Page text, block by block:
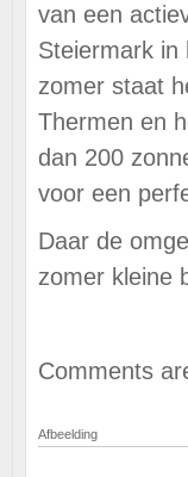
van een
Steiermark in
zomer staat
Thermen en
dan 200
voor een
Daar de
zomer kleine
Comments
Afbeelding